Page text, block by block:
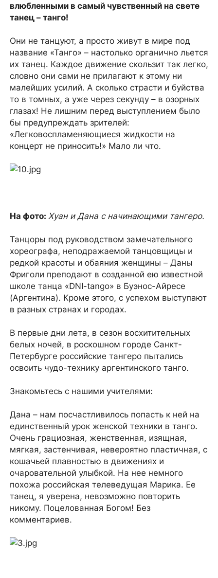
влюбленными в самый чувственный на свете
танец – танго!
Они не танцуют, а просто живут в мире под
название «Танго» – настолько органично льется
их танец. Каждое движение скользит так легко,
словно они сами не прилагают к этому ни
малейших усилий. А сколько страсти и буйства
то в томных, а уже через секунду – в озорных
глазах! Не лишним перед выступлением было
бы предупреждать зрителей:
«Легковоспламеняющиеся жидкости на
концерт не приносить!» Мало ли что.
На фото: Хуан и Дана с начинающими тангеро.
Танцоры под руководством замечательного
хореографа, неподражаемой танцовщицы и
редкой красоты и обаяния женщины – Даны
Фриголи преподают в созданной ею известной
школе танца «DNI-tango» в Буэнос-Айресе
(Аргентина). Кроме этого, с успехом выступают
в разных странах и городах.
В первые дни лета, в сезон восхитительных
белых ночей, в роскошном городе Санкт-
Петербурге российские тангеро пытались
освоить чудо-технику аргентинского танго.
Знакомьтесь с нашими учителями:
Дана – нам посчастливилось попасть к ней на
единственный урок женской техники в танго.
Очень грациозная, женственная, изящная,
мягкая, застенчивая, невероятно пластичная, с
кошачьей плавностью в движениях и
очаровательной улыбкой. На нее немного
похожа российская телеведущая Марика. Ее
танец, я уверена, невозможно повторить
никому. Поцелованная Богом! Без
комментариев.